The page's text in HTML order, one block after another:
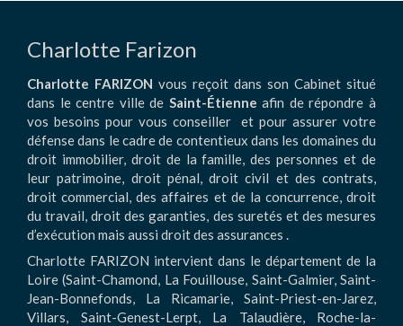
Charlotte Farizon
Charlotte FARIZON vous reçoit dans son Cabinet situé
dans le centre ville de Saint-Étienne afin de répondre à
vos besoins pour vous conseiller et pour assurer votre
défense dans le cadre de contentieux dans les domaines du
droit immobilier, droit de la famille, des personnes et de
leur patrimoine, droit pénal, droit civil et des contrats,
droit commercial, des affaires et de la concurrence, droit
du travail, droit des garanties, des suretés et des mesures
d’exécution mais aussi droit des assurances .
Charlotte FARIZON intervient dans le département de la
Loire (Saint-Chamond, La Fouillouse, Saint-Galmier, Saint-
Jean-Bonnefonds, La Ricamarie, Saint-Priest-en-Jarez,
Villars, Saint-Genest-Lerpt, La Talaudière, Roche-la-